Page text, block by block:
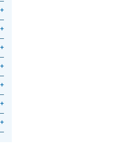
+
+
+
+
+
+
+